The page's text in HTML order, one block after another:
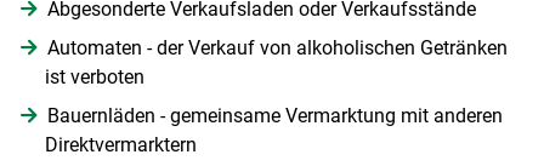
Abgesonderte Verkaufsladen oder Verkaufsstände
Automaten - der Verkauf von alkoholischen Getränken
ist verboten
Bauernläden - gemeinsame Vermarktung mit anderen
Direktvermarktern